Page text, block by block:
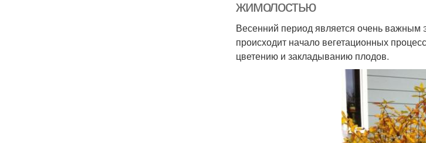
жимолостью
Весенний период является очень важным
происходит начало вегетационных
цветению и закладыванию плодов.